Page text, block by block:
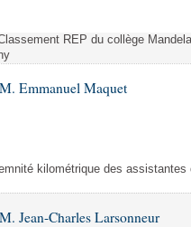
REP du collège
Emmanuel Maquet
kilométrique des
Jean-Charles Larsonneur